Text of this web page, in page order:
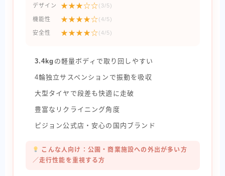
デザイン ★★★☆☆(3/5)
機能性 ★★★★☆(4/5)
安全性 ★★★★☆(4/5)
3.4kg の軽量ボディで取り回しやすい
4輪独立サスペンションで振動を吸収
大型タイヤで段差も快適に走破
豊富なリクライニング角度
ピジョン公式店・安心の国内ブランド
こんな人向け：公園・商業施設への外出が多い方
／走行性能を重視する方